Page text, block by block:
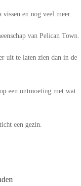
en nog veel meer.
van Pelican Town.
uit te laten zien dan in de
een ontmoeting met wat
een gezin.